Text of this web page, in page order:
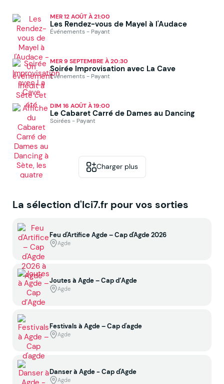
MER 12 AOÛT À 21:00
Les Rendez-vous de Mayel à l'Audace
Événements - Payant
MER 9 SEPTEMBRE À 20:30
Soirée Improvisation avec La Cave
Événements - Payant
DIM 16 AOÛT À 19:00
Le Cabaret Carré de Dames au Dancing
Soirées - Payant
Charger plus
La sélection d'Ici7.fr pour vos sorties
Feu d'Artifice Agde – Cap d'Agde 2026
Agde
Joutes à Agde – Cap d’Agde
Agde
Festivals à Agde – Cap d'agde
Agde
Danser à Agde - Cap d'Agde
Agde